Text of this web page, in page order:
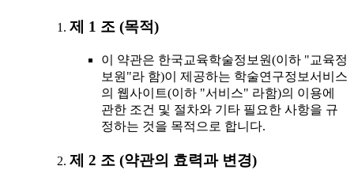
제 1 조 (목적)
이 약관은 한국교육학술정보원(이하 "교육정
보원"라 함)이 제공하는 학술연구정보서비스
의 웹사이트(이하 "서비스" 라함)의 이용에
관한 조건 및 절차와 기타 필요한 사항을 규
정하는 것을 목적으로 합니다.
제 2 조 (약관의 효력과 변경)